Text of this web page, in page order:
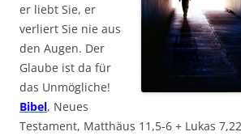
er liebt Sie, er
verliert Sie nie aus
den Augen. Der
Glaube ist da für
das Unmögliche!
Bibel, Neues
Testament, Matthäus 11,5-6 + Lukas